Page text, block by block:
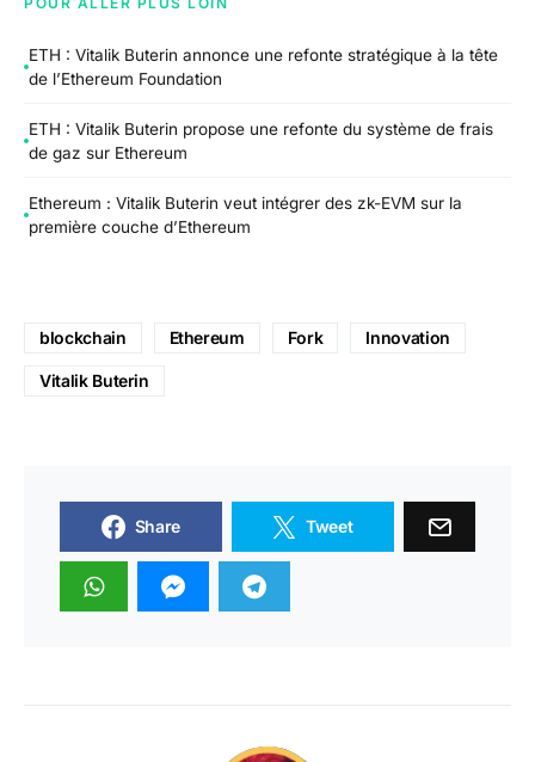
ETH : Vitalik Buterin annonce une refonte stratégique à la tête
de l’Ethereum Foundation
ETH : Vitalik Buterin propose une refonte du système de frais
de gaz sur Ethereum
Ethereum : Vitalik Buterin veut intégrer des zk-EVM sur la
première couche d’Ethereum
blockchain Ethereum Fork Innovation
Vitalik Buterin
Share Tweet